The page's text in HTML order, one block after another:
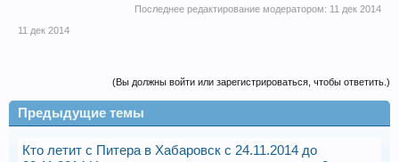
Последнее редактирование модератором: 11 дек 2014
11 дек 2014
(Вы должны войти или зарегистрироваться, чтобы ответить.)
Предыдущие темы
Кто летит с Питера в Хабаровск с 24.11.2014 до